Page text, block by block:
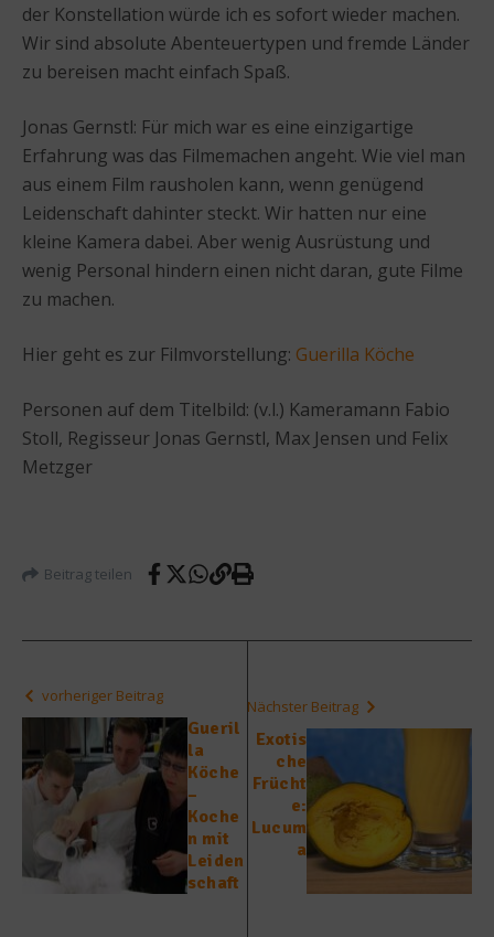
der Konstellation würde ich es sofort wieder machen.
Wir sind absolute Abenteuertypen und fremde Länder
zu bereisen macht einfach Spaß.
Jonas Gernstl: Für mich war es eine einzigartige
Erfahrung was das Filmemachen angeht. Wie viel man
aus einem Film rausholen kann, wenn genügend
Leidenschaft dahinter steckt. Wir hatten nur eine
kleine Kamera dabei. Aber wenig Ausrüstung und
wenig Personal hindern einen nicht daran, gute Filme
zu machen.
Hier geht es zur Filmvorstellung: Guerilla Köche
Personen auf dem Titelbild: (v.l.) Kameramann Fabio
Stoll, Regisseur Jonas Gernstl, Max Jensen und Felix
Metzger
Beitrag teilen
vorheriger Beitrag
Gueril
la
Köche
–
Koche
n mit
Leiden
schaft
Nächster Beitrag
Exotis
che
Frücht
e:
Lucum
a